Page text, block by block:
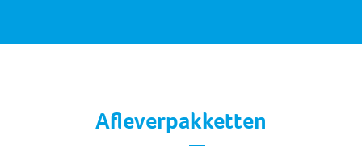
Afleverpakketten